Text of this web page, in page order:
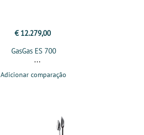
€ 12.279,00
GasGas ES 700
Adicionar comparação